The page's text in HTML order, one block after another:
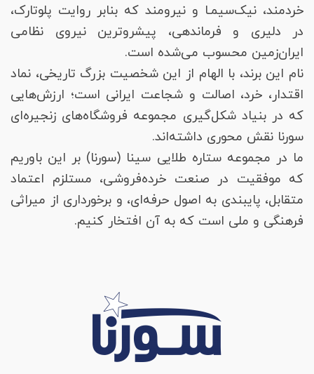
خردمند، نیک‌سیمـا و نیرومند که بنابر روایت پلوتارک،
در دلیری و فرماندهی، پیشروترین نیروی نظامی
ایران‌زمین محسوب می‌شده است.
نام این برند، با الهام از این شخصیت بزرگ تاریخی، نماد
اقتدار، خرد، اصالت و شجاعت ایرانی است؛ ارزش‌هایی
که در بنیاد شکل‌گیری مجموعه فروشگاه‌های زنجیره‌ای
سورنا نقش محوری داشته‌اند.
ما در مجموعه ستاره طلایی سینا (سورنا) بر این باوریم
که موفقیت در صنعت خرده‌فروشی، مستلزم اعتماد
متقابل، پایبندی به اصول حرفه‌ای، و برخورداری از میراثی
فرهنگی و ملی است که به آن افتخار کنیم.